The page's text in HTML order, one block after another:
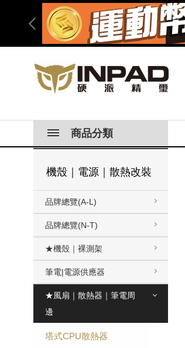
商品分類
機殼｜電源｜散熱改裝
品牌總覽(A-L)
品牌總覽(N-T)
★機殼｜裸測架
筆電|電源供應器
★風扇｜散熱器｜筆電周
邊
塔式CPU散熱器